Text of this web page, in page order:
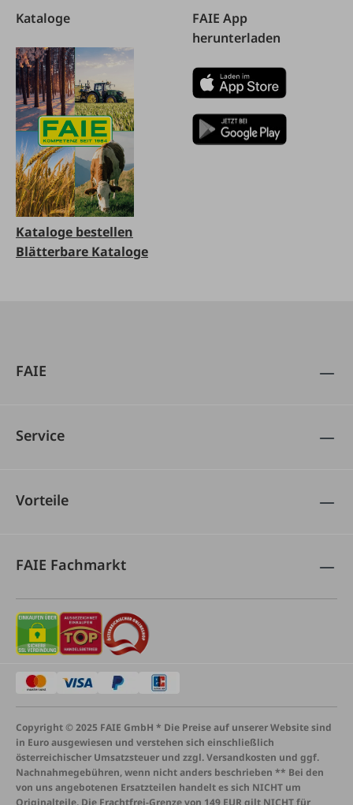
Kataloge
Kataloge bestellen
Blätterbare Kataloge
FAIE App
herunterladen
FAIE
Service
Vorteile
FAIE Fachmarkt
Copyright © 2025 FAIE GmbH * Die Preise auf unserer Website sind
in Euro ausgewiesen und verstehen sich einschließlich
österreichischer Umsatzsteuer und zzgl. Versandkosten und ggf.
Nachnahmegebühren, wenn nicht anders beschrieben ** Bei den
von uns angebotenen Ersatzteilen handelt es sich NICHT um
Originalteile. Die Frachtfrei-Grenze von 149 EUR gilt NICHT für